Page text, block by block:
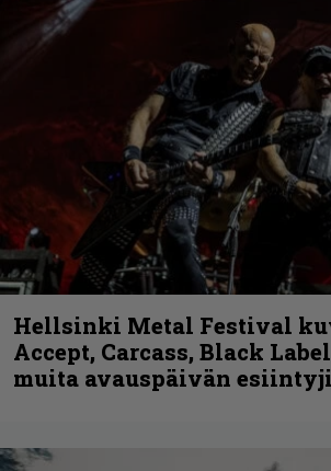
Hellsinki Metal Festival
Accept, Carcass, Black
muita avauspäivän